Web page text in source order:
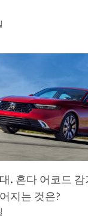
. 혼다 어코드
지는 것은?